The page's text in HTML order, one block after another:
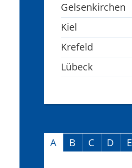
Gelsenkirchen
Kiel
Krefeld
Lübeck
A B C D E